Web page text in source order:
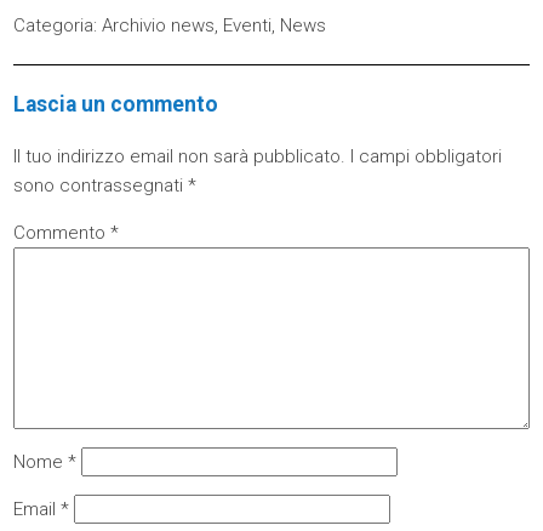
Categoria:Archivio news, Eventi, News
Lascia un commento
Il tuo indirizzo email non sarà pubblicato. I campi obbligatori
sono contrassegnati*
Commento*
Nome*
Email*